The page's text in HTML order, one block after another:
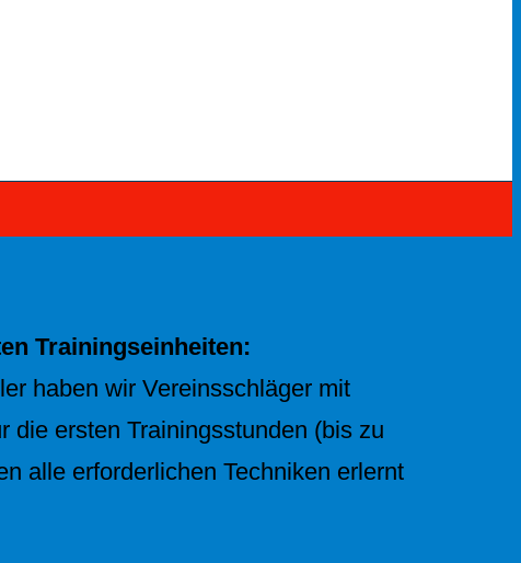
Trainingseinheiten:
haben wir Vereinsschläger mit
die ersten Trainingsstunden (bis zu
alle erforderlichen Techniken erlernt